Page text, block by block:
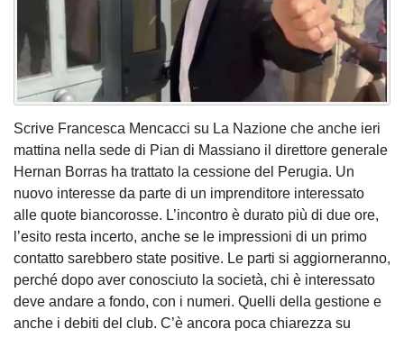
Scrive Francesca Mencacci su La Nazione che anche ieri
mattina nella sede di Pian di Massiano il direttore generale
Hernan Borras ha trattato la cessione del Perugia. Un
nuovo interesse da parte di un imprenditore interessato
alle quote biancorosse. L’incontro è durato più di due ore,
l’esito resta incerto, anche se le impressioni di un primo
contatto sarebbero state positive. Le parti si aggiorneranno,
perché dopo aver conosciuto la società, chi è interessato
deve andare a fondo, con i numeri. Quelli della gestione e
anche i debiti del club. C’è ancora poca chiarezza su